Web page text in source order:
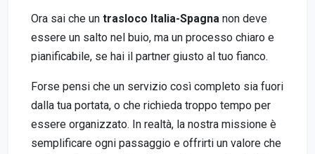
Ora sai che un trasloco Italia-Spagna non deve
essere un salto nel buio, ma un processo chiaro e
pianificabile, se hai il partner giusto al tuo fianco.
Forse pensi che un servizio così completo sia fuori
dalla tua portata, o che richieda troppo tempo per
essere organizzato. In realtà, la nostra missione è
semplificare ogni passaggio e offrirti un valore che